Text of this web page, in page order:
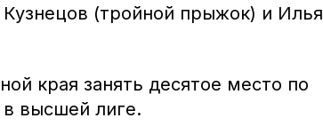
(тройной прыжок) и Илья
края занять десятое место по
высшей лиге.